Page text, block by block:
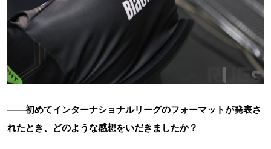
――初めてインターナショナルリーグのフォーマットが発表さ
れたとき、どのような感想をいだきましたか？